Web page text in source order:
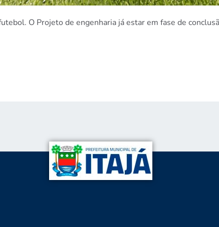
O Projeto de engenharia já estar em fase de